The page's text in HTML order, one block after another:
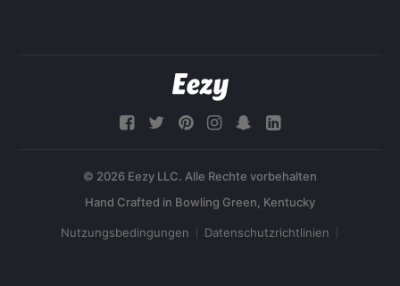
© 2026 Eezy LLC. Alle Rechte vorbehalten
Nutzungsbedingungen Datenschutzrichtlinien